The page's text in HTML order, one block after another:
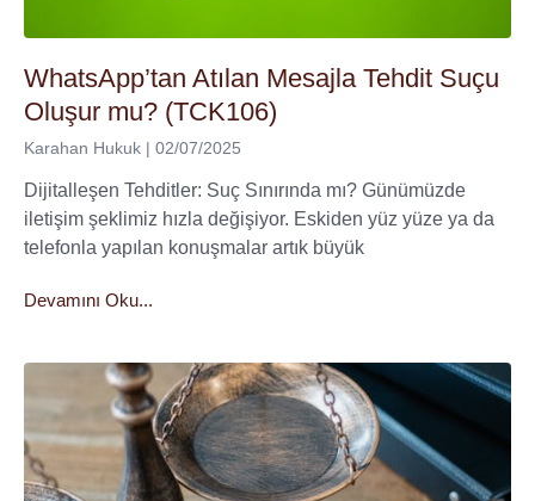
WhatsApp’tan Atılan Mesajla Tehdit Suçu
Oluşur mu? (TCK106)
Karahan Hukuk 02/07/2025
Dijitalleşen Tehditler: Suç Sınırında mı? Günümüzde
iletişim şeklimiz hızla değişiyor. Eskiden yüz yüze ya da
telefonla yapılan konuşmalar artık büyük
Devamını Oku...